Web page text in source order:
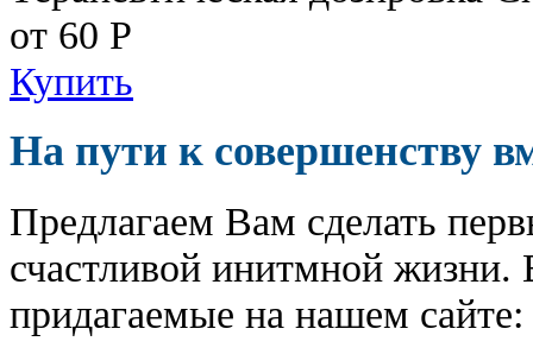
от 60 Р
Купить
На пути к совершенству
Предлагаем Вам сделать
счастливой инитмной жизни.
придагаемые на нашем сайте: